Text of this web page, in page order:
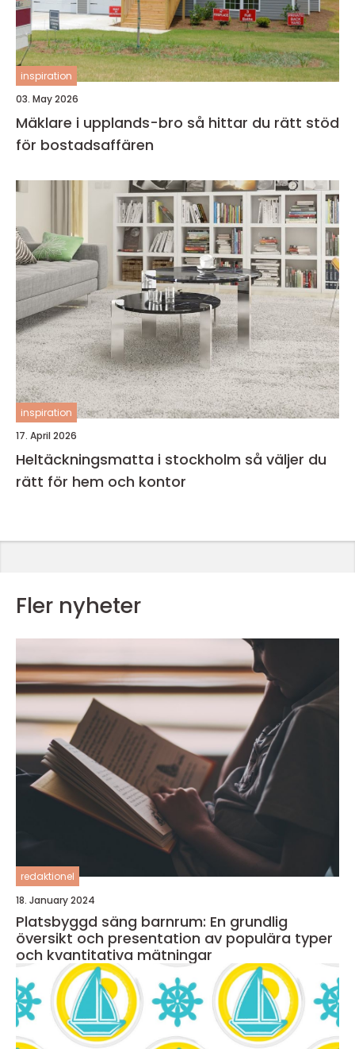
inspiration
03. May 2026
Mäklare i upplands-bro så hittar du rätt stöd
för bostadsaffären
inspiration
17. April 2026
Heltäckningsmatta i stockholm så väljer du
rätt för hem och kontor
Fler nyheter
redaktionel
18. January 2024
Platsbyggd säng barnrum: En grundlig
översikt och presentation av populära typer
och kvantitativa mätningar